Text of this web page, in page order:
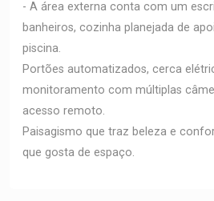
- A área externa conta com um
banheiros, cozinha planejada de
piscina.
Portões automatizados, cerca
monitoramento com múltiplas
acesso remoto.
Paisagismo que traz beleza e
que gosta de espaço.